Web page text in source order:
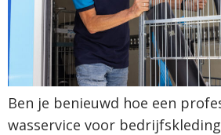
Ben je benieuwd hoe een
wasservice voor